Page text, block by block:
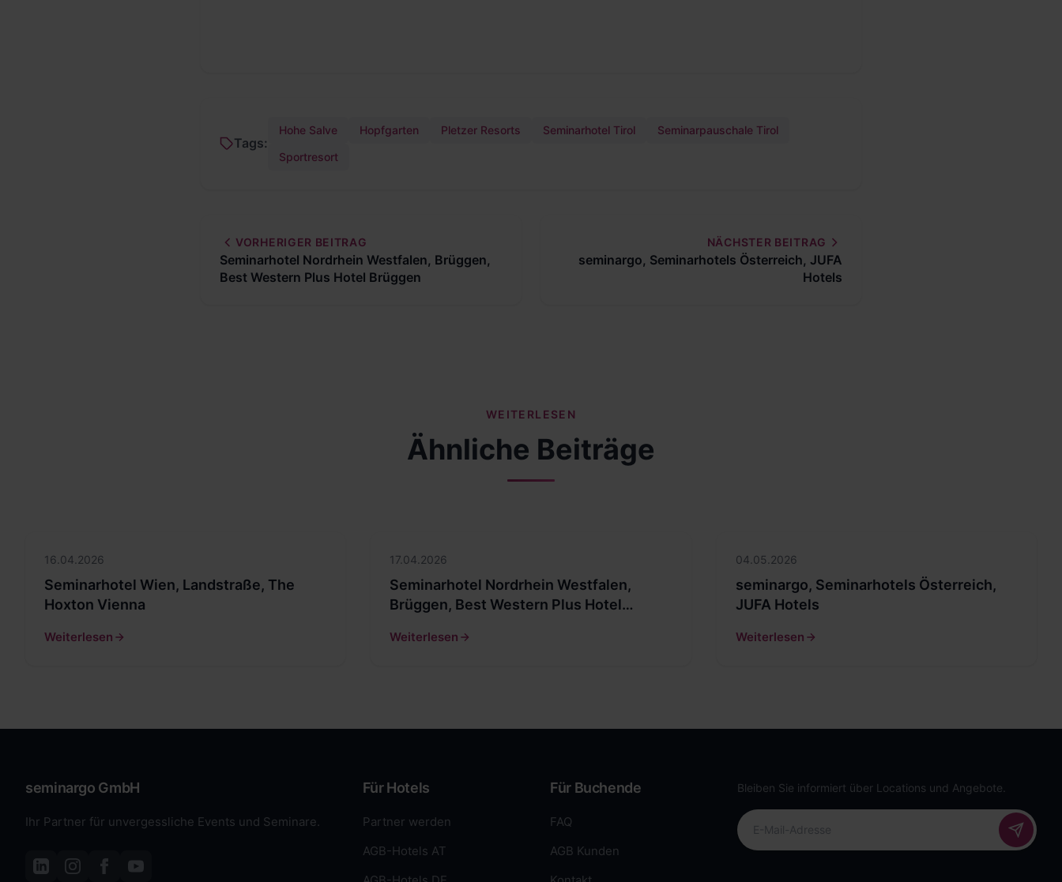
Tags:
Hohe Salve Hopfgarten Pletzer Resorts Seminarhotel Tirol
Seminarpauschale Tirol
Sportresort
VORHERIGER BEITRAG
Seminarhotel Nordrhein Westfalen, Brüggen,
Best Western Plus Hotel Brüggen
NÄCHSTER BEITRAG
seminargo, Seminarhotels Österreich, JUFA
Hotels
WEITERLESEN
Ähnliche Beiträge
16.04.2026
Seminarhotel Wien, Landstraße, The
Hoxton Vienna
Weiterlesen
17.04.2026
Seminarhotel Nordrhein Westfalen,
Brüggen, Best Western Plus Hotel
Weiterlesen
04.05.2026
seminargo, Seminarhotels Österreich,
JUFA Hotels
Weiterlesen
seminargo GmbH
Ihr Partner für unvergessliche Events und Seminare.
Für Hotels
Partner werden
AGB-Hotels AT
Für Buchende
FAQ
AGB Kunden
Bleiben Sie informiert über Locations und Angebote.